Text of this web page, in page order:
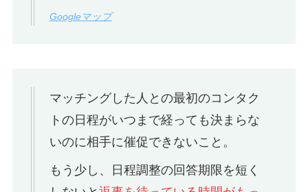
Googleマップ
マッチングした人との最初のコンタク
トの日程がいつまで経っても決まらな
いのに相手に催促できないこと。
もう少し、日程調整の回答期限を短く